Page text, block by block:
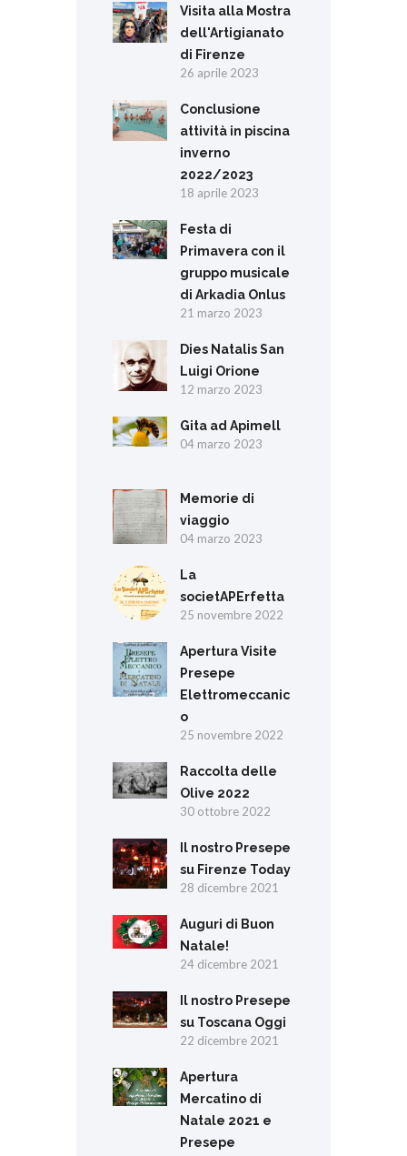
Visita alla Mostra
dell'Artigianato
di Firenze
26 aprile 2023
Conclusione
attività in piscina
inverno
2022/2023
18 aprile 2023
Festa di
Primavera con il
gruppo musicale
di Arkadia Onlus
21 marzo 2023
Dies Natalis San
Luigi Orione
12 marzo 2023
Gita ad Apimell
04 marzo 2023
Memorie di
viaggio
04 marzo 2023
La
societAPErfetta
25 novembre 2022
Apertura Visite
Presepe
Elettromeccanic
o
25 novembre 2022
Raccolta delle
Olive 2022
30 ottobre 2022
Il nostro Presepe
su Firenze Today
28 dicembre 2021
Auguri di Buon
Natale!
24 dicembre 2021
Il nostro Presepe
su Toscana Oggi
22 dicembre 2021
Apertura
Mercatino di
Natale 2021 e
Presepe